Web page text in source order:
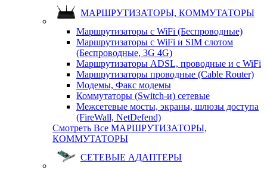
МАРШРУТИЗАТОРЫ, КОММУТАТОРЫ
Маршрутизаторы с WiFi (Беспроводные)
Маршрутизаторы с WiFi и SIM слотом
(Беспроводные, 3G 4G)
Маршрутизаторы ADSL, проводные и с WiFi
Маршрутизаторы проводные (Cable Router)
Модемы, Факс модемы
Коммутаторы (Switch-и) сетевые
Межсетевые мосты, экраны, шлюзы доступа
(FireWall, NetDefend)
Смотреть Все МАРШРУТИЗАТОРЫ,
КОММУТАТОРЫ
СЕТЕВЫЕ АДАПТЕРЫ